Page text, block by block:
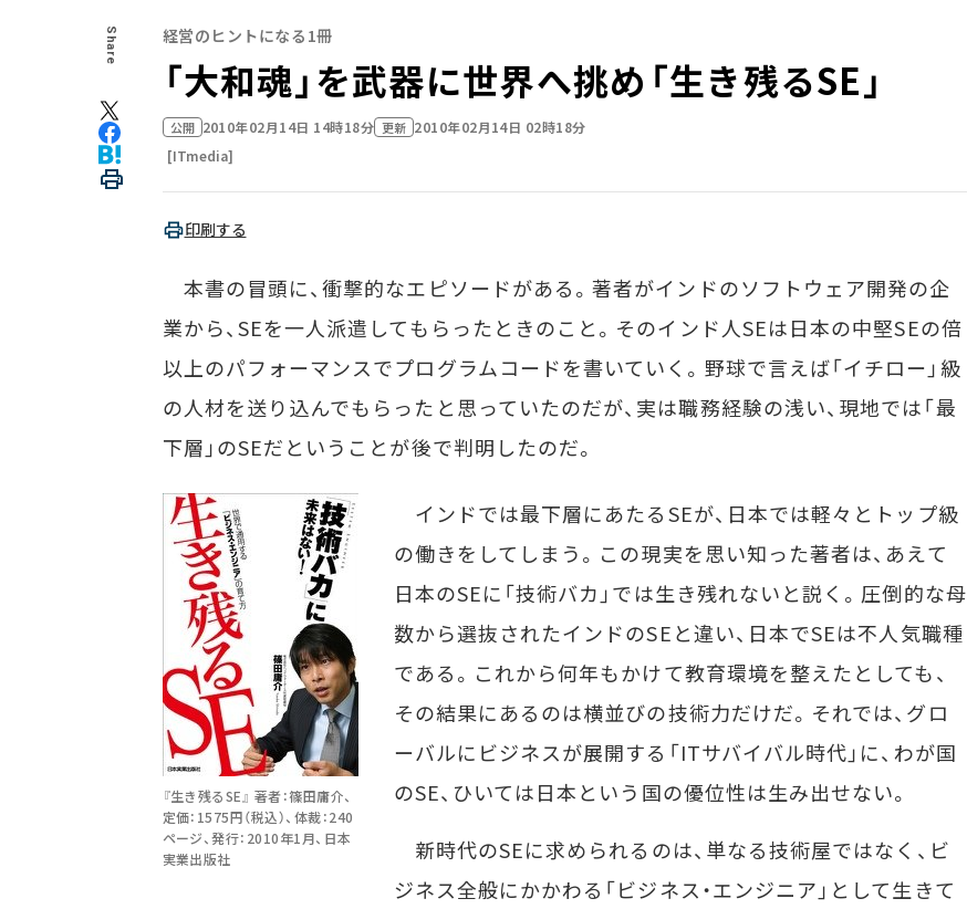
Share 経営のヒントになる1冊
「大和魂」を武器に世界へ挑め――「生き残るSE」
公開 2010年02月14日 14時18分 更新 2010年02月14日 02時18分
[ITmedia]
印刷する
本書の冒頭に、衝撃的なエピソードがある。著者がインドのソフトウェア開発の企
業から、SEを一人派遣してもらったときのこと。そのインド人SEは日本の中堅SEの倍
以上のパフォーマンスでプログラムコードを書いていく。野球で言えば「イチロー」級
の人材を送り込んでもらったと思っていたのだが、実は職務経験の浅い、現地では「最
下層」のSEだということが後で判明したのだ。
『生き残るSE』 著者：篠田庸介、
定価：1575円（税込）、体裁：240
ページ、発行：2010年1月、日本
実業出版社
インドでは最下層にあたるSEが、日本では軽々とトップ級
の働きをしてしまう。この現実を思い知った著者は、あえて
日本のSEに「技術バカ」では生き残れないと説く。圧倒的な母
数から選抜されたインドのSEと違い、日本でSEは不人気職種
である。これから何年もかけて教育環境を整えたとしても、
その結果にあるのは横並びの技術力だけだ。それでは、グロ
ーバルにビジネスが展開する「ITサバイバル時代」に、わが国
のSE、ひいては日本という国の優位性は生み出せない。
新時代のSEに求められるのは、単なる技術屋ではなく、ビ
ジネス全般にかかわる「ビジネス・エンジニア」として生きて